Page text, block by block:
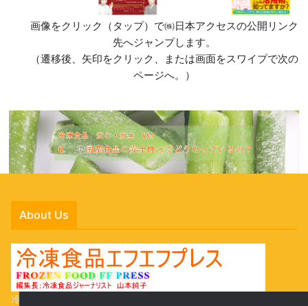
画像をクリック（タップ）で㈱日本アクセスの公開リンク
先へジャンプします。
（遷移後、矢印をクリック、または画面をスワイプで次の
ページへ。）
About Us
冷凍食品の新商品や、冷食関連のイベント、冷凍食品の活用法な